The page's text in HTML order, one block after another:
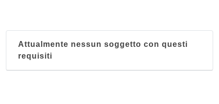
Attualmente nessun soggetto con questi
requisiti